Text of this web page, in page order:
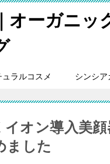
オーガニッ
ュラルコスメ シンシア
オン導入美
ました